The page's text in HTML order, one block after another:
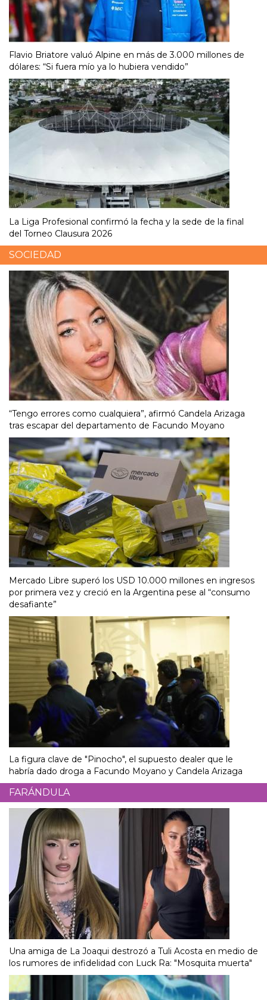
Flavio Briatore valuó Alpine en más de 3.000 millones de
dólares: “Si fuera mío ya lo hubiera vendido”
La Liga Profesional confirmó la fecha y la sede de la final
del Torneo Clausura 2026
SOCIEDAD
“Tengo errores como cualquiera”, afirmó Candela Arizaga
tras escapar del departamento de Facundo Moyano
Mercado Libre superó los USD 10.000 millones en ingresos
por primera vez y creció en la Argentina pese al “consumo
desafiante”
La figura clave de "Pinocho", el supuesto dealer que le
habría dado droga a Facundo Moyano y Candela Arizaga
FARÁNDULA
Una amiga de La Joaqui destrozó a Tuli Acosta en medio de
los rumores de infidelidad con Luck Ra: "Mosquita muerta"